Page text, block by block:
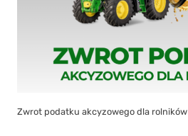
Zwrot podatku akcyzowego dla rolników